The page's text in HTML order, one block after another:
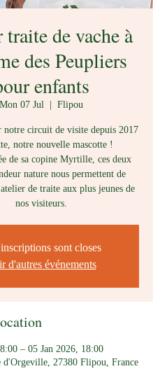
de vache à
des Peupliers
enfants
Mon 07 Jul Flipou
notre circuit de visite depuis 2017
notre nouvelle mascotte !
de sa copine Myrtille, ces deux
nature nous permettent de
de traite aux plus jeunes de
nos visiteurs.
sont closes
d'autres événements
– 05 Jan 2026, 18:00
d'Orgeville, 27380 Flipou, France